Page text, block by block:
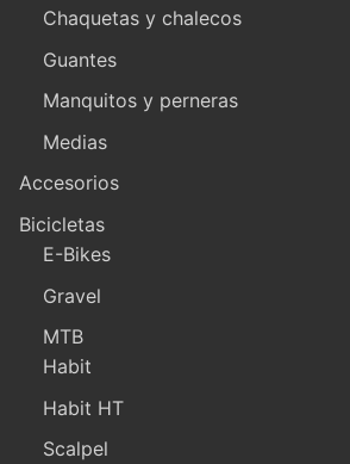
Chaquetas y chalecos
Guantes
Manquitos y perneras
Medias
Accesorios
Bicicletas
E-Bikes
Gravel
MTB
Habit
Habit HT
Scalpel